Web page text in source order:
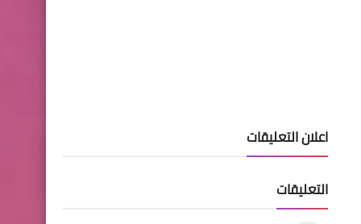
نص تعديل قرار مجلس الوزراءاعلان التعليقات
التعليقات